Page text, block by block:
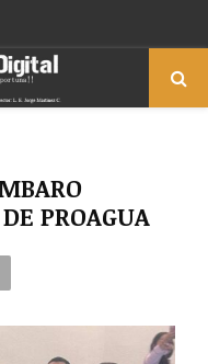
PROAGUA